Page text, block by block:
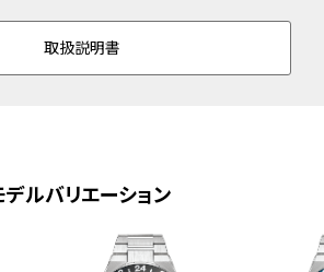
夜光(針＋インデックス)
回転ベゼル(24時間表示)
シースルーバック
取扱説明書
デルバリエーション